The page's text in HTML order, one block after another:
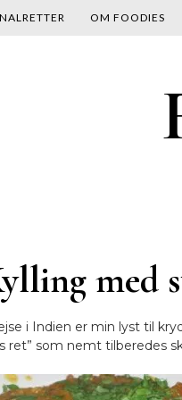
OM FOODIES
med
i Indien er min lyst til
som nemt tilberedes